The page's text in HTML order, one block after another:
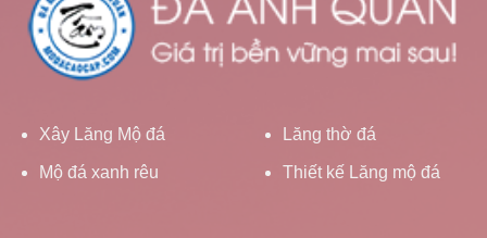
Xây Lăng Mộ đá
Mộ đá xanh rêu
Lăng thờ đá
Thiết kế Lăng mộ đá